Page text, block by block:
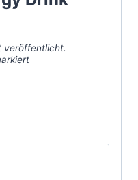
veröffentlicht.